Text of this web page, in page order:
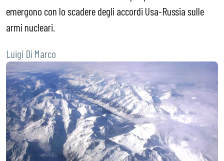
emergono con lo scadere degli accordi Usa-Russia sulle
armi nucleari.
Luigi Di Marco